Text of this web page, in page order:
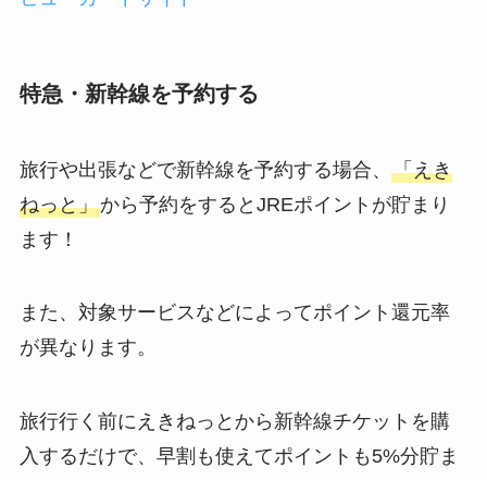
特急・新幹線を予約する
旅行や出張などで新幹線を予約する場合、 「えき
ねっと」から予約をするとJREポイントが貯まり
ます！
また、対象サービスなどによってポイント還元率
が異なります。
旅行行く前にえきねっとから新幹線チケットを購
入するだけで、早割も使えてポイントも5%分貯ま